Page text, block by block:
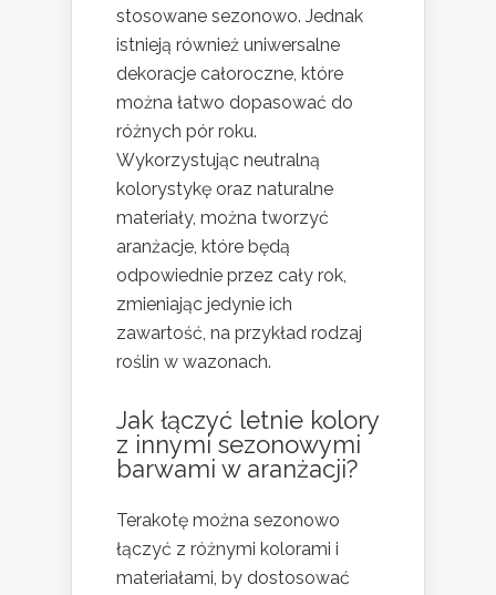
stosowane sezonowo. Jednak
istnieją również uniwersalne
dekoracje całoroczne, które
można łatwo dopasować do
różnych pór roku.
Wykorzystując neutralną
kolorystykę oraz naturalne
materiały, można tworzyć
aranżacje, które będą
odpowiednie przez cały rok,
zmieniając jedynie ich
zawartość, na przykład rodzaj
roślin w wazonach.
Jak łączyć letnie kolory
z innymi sezonowymi
barwami w aranżacji?
Terakotę można sezonowo
łączyć z różnymi kolorami i
materiałami, by dostosować